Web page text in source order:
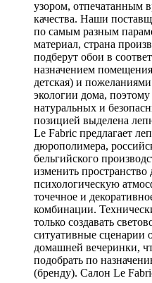
узором, отпечатанным
качества. Наши
по самым разным
материал, страна
подберут обои в
назначением
детская) и
экологии дома,
натуральных и
позицией выделена
Le Fabric предлагает
дюрополимера,
бельгийского
изменить
психологическую
точечное и
комбинации.
только создавать
ситуативные сценарии
домашней вечеринки,
подобрать по
(бренду). Салон Le